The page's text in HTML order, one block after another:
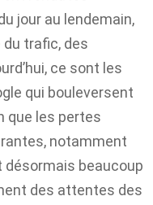
jour au lendemain,
trafic, des
ce sont les
qui bouleversent
que les pertes
notamment
désormais beaucoup
des attentes des